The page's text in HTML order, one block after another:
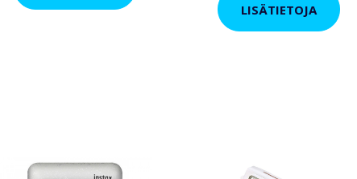
LISÄTIETOJA